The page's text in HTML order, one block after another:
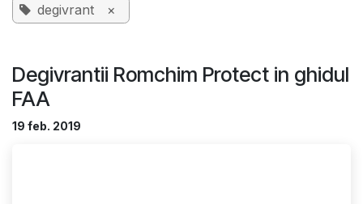
degivrant ×
Degivrantii Romchim Protect in ghidul
FAA
19 feb. 2019